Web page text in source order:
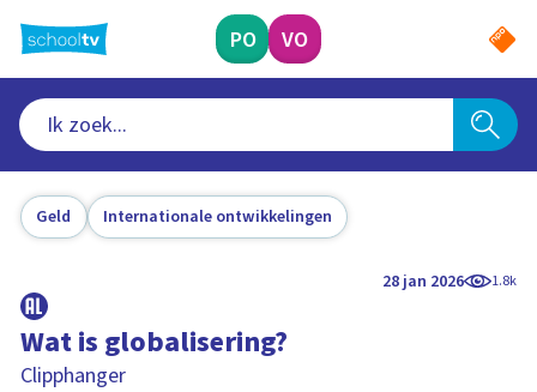
naar
hoofdinhoud
PO VO
Geld Internationale ontwikkelingen
28 jan 2026 1.8k
Wat is globalisering?
Clipphanger